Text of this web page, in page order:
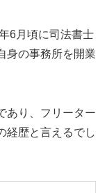
6月頃に司法書士
身の事務所を開業
あり、フリーター
経歴と言えるでし